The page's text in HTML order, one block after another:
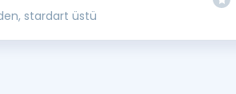
stardart üstü